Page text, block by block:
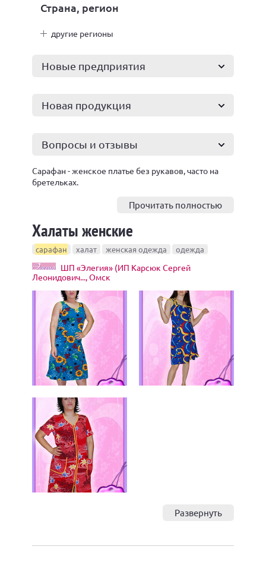
Страна, регион
другие регионы
Новые предприятия
Новая продукция
Вопросы и отзывы
Сарафан - женское платье без рукавов, часто на
бретельках.
Современные сарафаны могут быть любой длины.
благодаря выточкам и эластичным тканям.
Сарафаны шьют из льна, шелка, шифона,
трикотажа. Также в последнее время очень
популярны вязаные сарафаны. Бретели сарафана
могут быть совершенно разных форм – широкие,
узкие, тоненькие. Они могут скрещиваться на
спине или груди, завязываться романтичными
бантиками, застегиваться на пряжки или пуговицы,
менять форму, завязываться на шее или вовсе
отсутствовать. Пояс сарафана свободного кроя
можно завязать под грудью, затянуть на талии,
свободно "бросить" на бедра или вовсе не
использовать – как захочется его обладательнице.
Прочитать полностью
Халаты женские
сарафан халат женская одежда одежда
ШП «Элегия» (ИП Карсюк Сергей
Леонидович..., Омск
Развернуть